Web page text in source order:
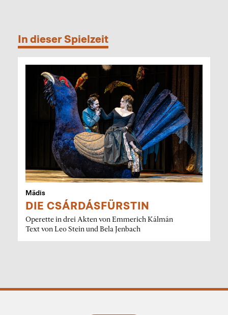
In dieser Spielzeit
Mädis
DIE CSÁRDÁSFÜRSTIN
Operette in drei Akten von Emmerich Kálmán
Text von Leo Stein und Bela Jenbach